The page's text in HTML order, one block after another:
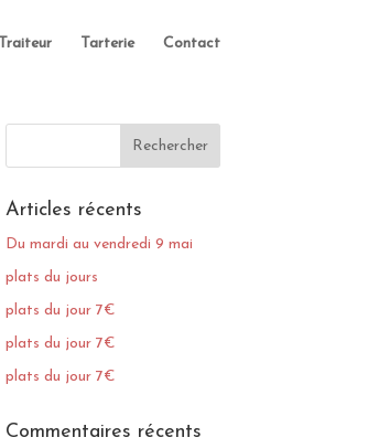
Traiteur Tarterie Contact
Articles récents
Du mardi au vendredi 9 mai
plats du jours
plats du jour 7€
plats du jour 7€
plats du jour 7€
Commentaires récents